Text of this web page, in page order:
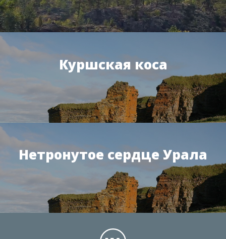
Куршская коса
Нетронутое сердце Урала